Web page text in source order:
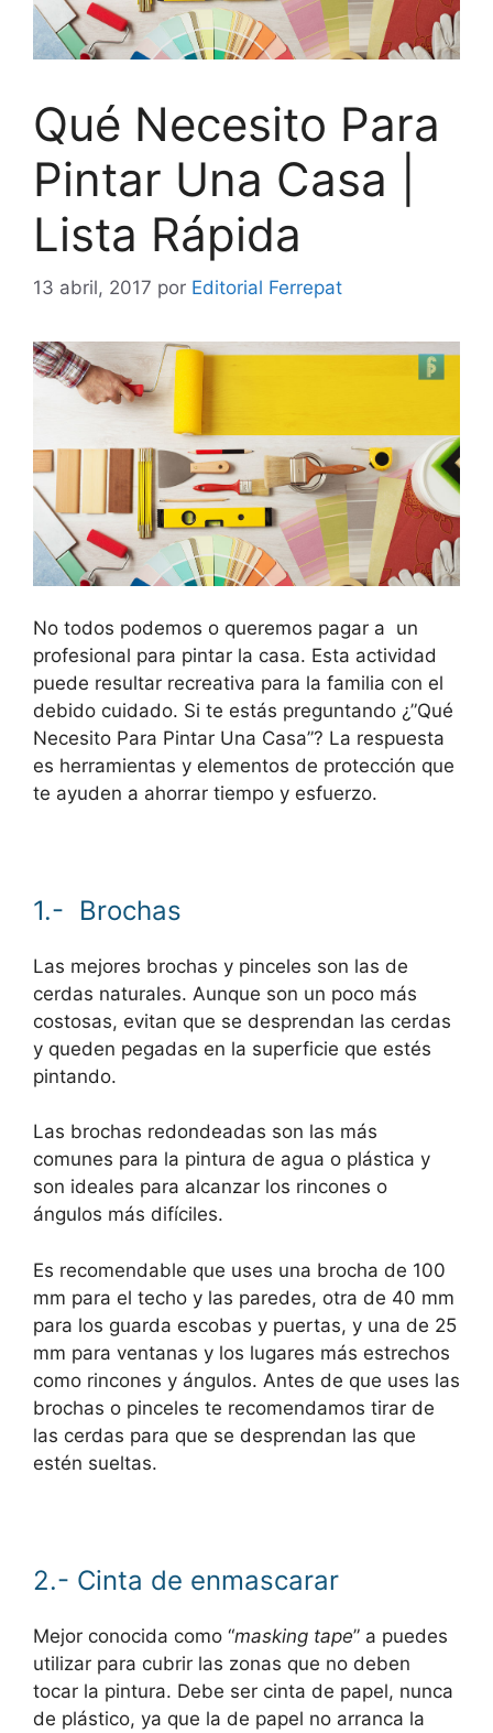
Qué Necesito Para
Pintar Una Casa |
Lista Rápida
13 abril, 2017 por Editorial Ferrepat
No todos podemos o queremos pagar a un
profesional para pintar la casa. Esta actividad
puede resultar recreativa para la familia con el
debido cuidado. Si te estás preguntando ¿”Qué
Necesito Para Pintar Una Casa”? La respuesta
es herramientas y elementos de protección que
te ayuden a ahorrar tiempo y esfuerzo.
1.- Brochas
Las mejores brochas y pinceles son las de
cerdas naturales. Aunque son un poco más
costosas, evitan que se desprendan las cerdas
y queden pegadas en la superficie que estés
pintando.
Las brochas redondeadas son las más
comunes para la pintura de agua o plástica y
son ideales para alcanzar los rincones o
ángulos más difíciles.
Es recomendable que uses una brocha de 100
mm para el techo y las paredes, otra de 40 mm
para los guarda escobas y puertas, y una de 25
mm para ventanas y los lugares más estrechos
como rincones y ángulos. Antes de que uses las
brochas o pinceles te recomendamos tirar de
las cerdas para que se desprendan las que
estén sueltas.
2.- Cinta de enmascarar
Mejor conocida como “masking tape” a puedes
utilizar para cubrir las zonas que no deben
tocar la pintura. Debe ser cinta de papel, nunca
de plástico, ya que la de papel no arranca la